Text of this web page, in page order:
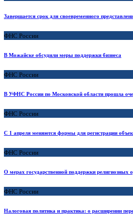
Завершается срок для своевременного
ФНС России
В Можайске обсудили меры поддержки бизнеса
ФНС России
В УФНС России по Московской области прошла
ФНС России
С 1 апреля меняются формы для регистрации
ФНС России
О мерах государственной поддержки религиозных
ФНС России
Налоговая политика и практика: о расширении